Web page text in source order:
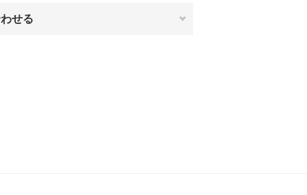
せる